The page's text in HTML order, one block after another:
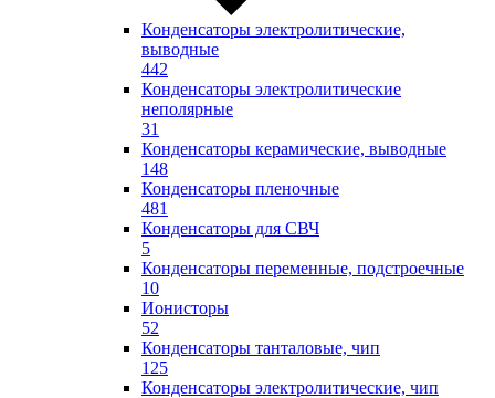
Конденсаторы электролитические,
выводные
442
Конденсаторы электролитические
неполярные
31
Конденсаторы керамические, выводные
148
Конденсаторы пленочные
481
Конденсаторы для СВЧ
5
Конденсаторы переменные, подстроечные
10
Ионисторы
52
Конденсаторы танталовые, чип
125
Конденсаторы электролитические, чип